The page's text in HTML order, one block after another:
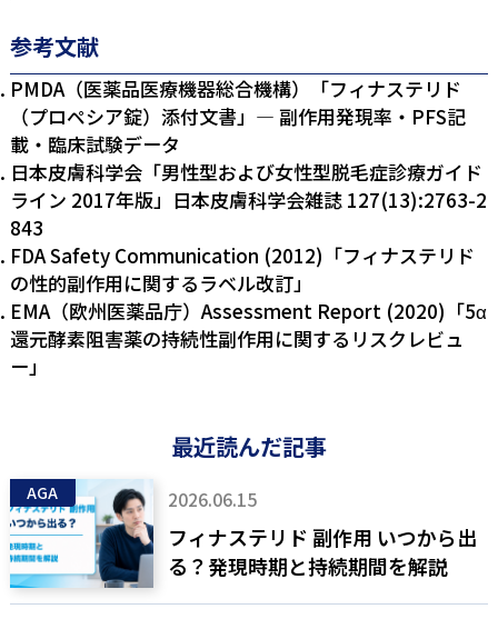
参考文献
PMDA（医薬品医療機器総合機構）「フィナステリド
（プロペシア錠）添付文書」— 副作用発現率・PFS記
載・臨床試験データ
日本皮膚科学会「男性型および女性型脱毛症診療ガイド
ライン 2017年版」日本皮膚科学会雑誌 127(13):2763-2
843
FDA Safety Communication (2012)「フィナステリド
の性的副作用に関するラベル改訂」
EMA（欧州医薬品庁）Assessment Report (2020)「5α
還元酵素阻害薬の持続性副作用に関するリスクレビュ
ー」
最近読んだ記事
AGA
フィナステリド 副作用 いつから出
る？発現時期と持続期間を解説
2026.06.15